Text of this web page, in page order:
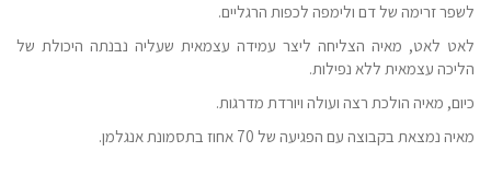
לשפר זרימה של דם ולימפה לכפות הרגליים.
לאט לאט, מאיה הצליחה ליצר עמידה עצמאית שעליה נבנתה היכולת של
הליכה עצמאית ללא נפילות.
כיום, מאיה הולכת רצה ועולה ויורדת מדרגות.
מאיה נמצאת בקבוצה עם הפגיעה של 70 אחוז בתסמונת אנגלמן.